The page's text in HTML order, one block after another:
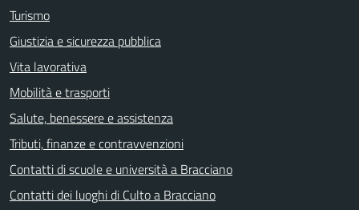
Turismo
Giustizia e sicurezza pubblica
Vita lavorativa
Mobilità e trasporti
Salute, benessere e assistenza
Tributi, finanze e contravvenzioni
Contatti di scuole e università a Bracciano
Contatti dei luoghi di Culto a Bracciano